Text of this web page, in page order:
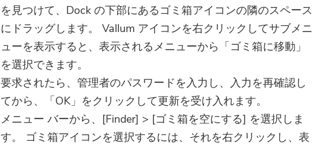
を見つけて、Dock の下部にあるゴミ箱アイコンの隣のスペース
にドラッグします。 Vallum アイコンを右クリックしてサブメニ
ューを表示すると、表示されるメニューから「ゴミ箱に移動」
を選択できます。
要求されたら、管理者のパスワードを入力し、入力を再確認し
てから、「OK」をクリックして更新を受け入れます。
メニュー バーから、[Finder] > [ゴミ箱を空にする] を選択しま
す。 ゴミ箱アイコンを選択するには、それを右クリックし、表